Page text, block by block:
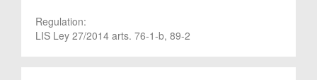
Regulation:
LIS Ley 27/2014 arts. 76-1-b, 89-2